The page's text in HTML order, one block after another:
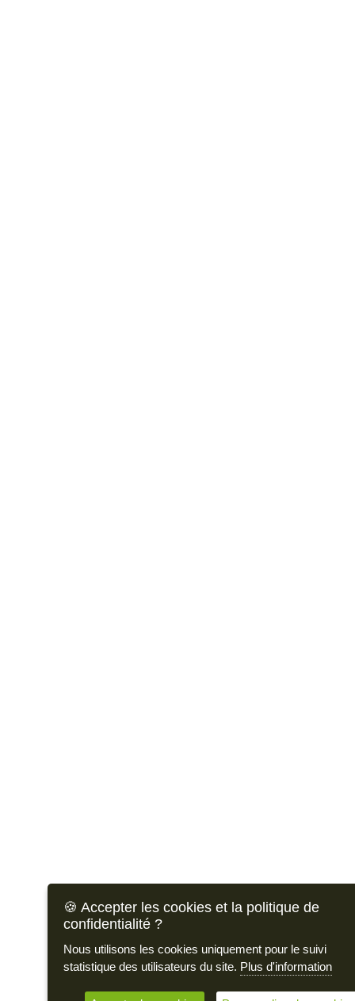
🍪 Accepter les cookies et la politique de
confidentialité ?
Nous utilisons les cookies uniquement pour le suivi
statistique des utilisateurs du site. Plus d'information